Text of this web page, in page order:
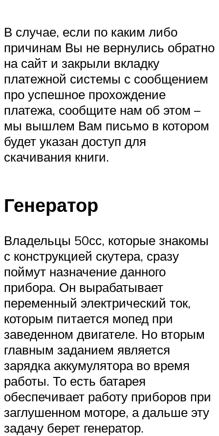
В случае, если по каким либо
причинам Вы не вернулись обратно
на сайт и закрыли вкладку
платежной системы с сообщением
про успешное прохождение
платежа, сообщите нам об этом –
мы вышлем Вам письмо в котором
будет указан доступ для
скачивания книги.
Генератор
Владельцы 50сс, которые знакомы
с конструкцией скутера, сразу
поймут назначение данного
прибора. Он вырабатывает
переменный электрический ток,
которым питается мопед при
заведенном двигателе. Но вторым
главным заданием является
зарядка аккумулятора во время
работы. То есть батарея
обеспечивает работу приборов при
заглушенном моторе, а дальше эту
задачу берет генератор.